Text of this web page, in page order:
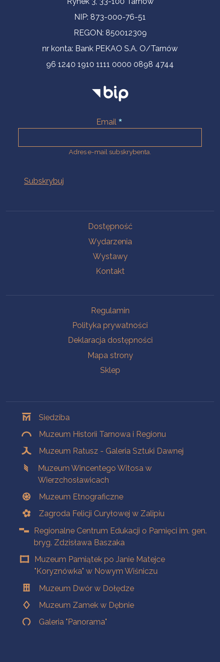
NIP: 873-000-76-51
REGON: 850012309
nr konta: Bank PEKAO S.A. O/Tarnów
96 1240 1910 1111 0000 0898 4744
Email
Adres e-mail subskrybenta.
Dostępność
Wydarzenia
Wystawy
Kontakt
Regulamin
Polityka prywatności
Deklaracja dostępności
Mapa strony
Sklep
Siedziba
Muzeum Historii Tarnowa i Regionu
Muzeum Ratusz - Galeria Sztuki Dawnej
Muzeum Wincentego Witosa w
Wierzchosławicach
Muzeum Etnograficzne
Zagroda Felicji Curyłowej w Zalipiu
Regionalne Centrum Edukacji o Pamięci im. gen.
bryg. Zdzisława Baszaka
Muzeum Pamiątek po Janie Matejce
"Koryznówka" w Nowym Wiśniczu
Muzeum Dwór w Dołędze
Muzeum Zamek w Dębnie
Galeria "Panorama"